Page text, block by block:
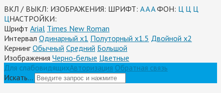
ВКЛ / ВЫКЛ: ИЗОБРАЖЕНИЯ: ШРИФТ: AAA ФОН: Ц Ц Ц
ЦНАСТРОЙКИ:
Шрифт Arial Times New Roman
Интервал Одинарный х1 Полуторный х1.5 Двойной х2
КернингОбычный Средний Большой
Изображения Черно-белые Цветные
Для слабовидящихАвторизация Обратная связь
Искать...